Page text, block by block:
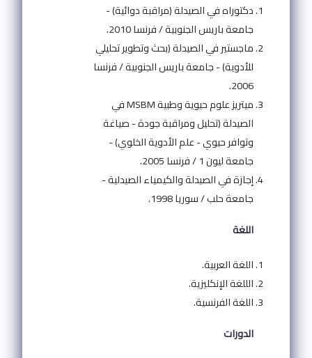
دكتوراه في الصيدلة (مراقبة دوائية) -
جامعة باريس الجنوبية / فرنسا 2010.
ماجستير في الصيدلة (بحث وتطوير تحليلي
للأدوية) - جامعة باريس الجنوبية / فرنسا
2006.
ميتريز علوم حيوية وطبية MSBM في
الصيدلة (تحليل ومراقبة جودة - صياغة
وتوافر حيوي - علم الأدوية الخلوي) -
جامعة ليون 1 / فرنسا 2005.
إجازة في الصيدلة والكيمياء الصيدلية -
جامعة حلب / سوريا 1998.
اللغة
اللغة العربية.
الللغة الإنكليزية.
اللغة الفرنسية.
الدورات